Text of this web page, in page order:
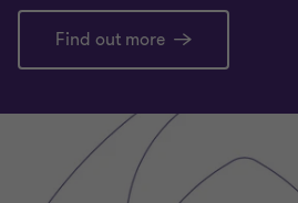
Find out more